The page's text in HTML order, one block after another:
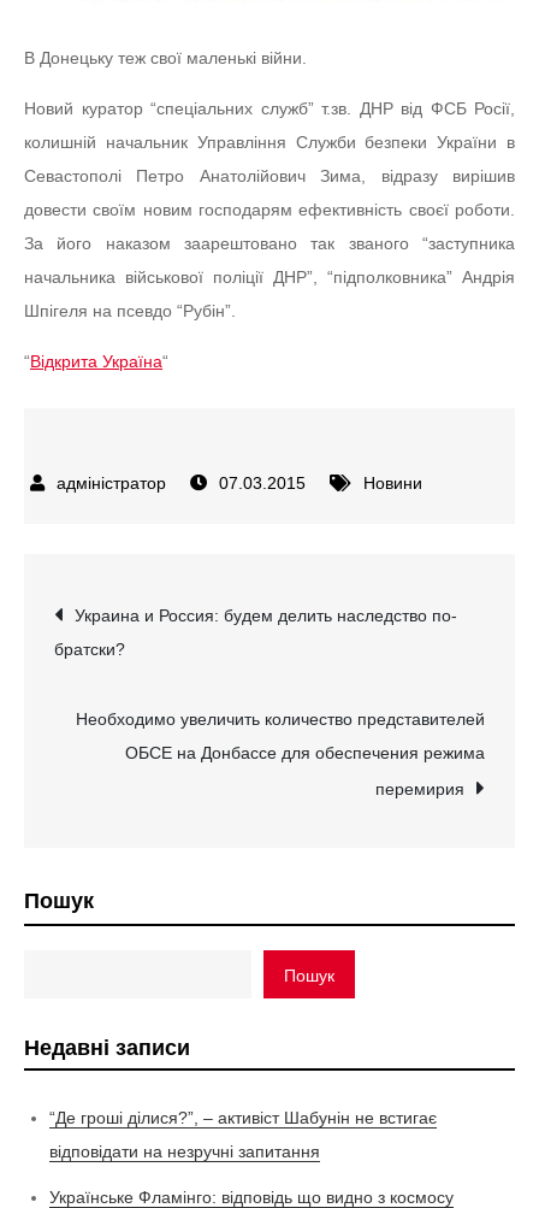
В Донецьку теж свої маленькі війни.
Новий куратор “спеціальних служб” т.зв. ДНР від ФСБ Росії,
колишній начальник Управління Служби безпеки України в
Севастополі Петро Анатолійович Зима, відразу вирішив
довести своїм новим господарям ефективність своєї роботи.
За його наказом заарештовано так званого “заступника
начальника військової поліції ДНР”, “підполковника” Андрія
Шпігеля на псевдо “Рубін”.
“Відкрита Україна“
07.03.2015 Новини
Навігація
записів
Украина и Россия: будем делить наследство по-
братски?
Необходимо увеличить количество представителей
ОБСЕ на Донбассе для обеспечения режима
перемирия
Пошук
Пошук
Недавні записи
“Де гроші ділися?”, – активіст Шабунін не встигає
відповідати на незручні запитання
Українське Фламінго: відповідь що видно з космосу